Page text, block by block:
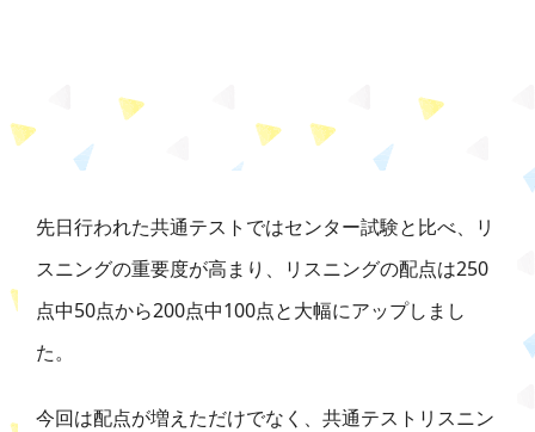
先日行われた共通テスト ではセンター試験と比べ、
リ
スニングの重要度が高まり 、 リスニングの配点は250
点中50点から200点中100点と大幅にアップしまし
た。
今回は配点が増えただけでなく、 共通テストリスニン